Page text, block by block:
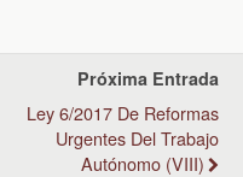
Próxima Entrada
Ley 6/2017 De Reformas
Urgentes Del Trabajo
Autónomo (VIII)